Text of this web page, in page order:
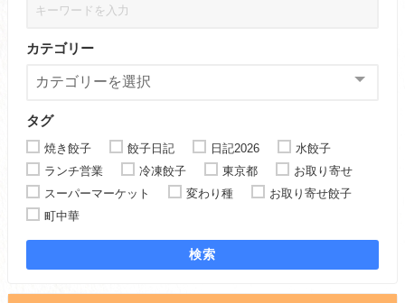
カテゴリー
タグ
焼き餃子 餃子日記 日記2026
水餃子
ランチ営業
冷凍餃子 東京都
お取り寄せ
スーパーマーケット
変わり種
お取り寄せ餃子
町中華
検索